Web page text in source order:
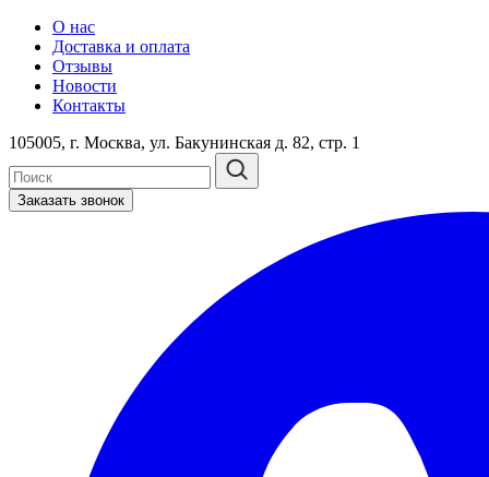
О нас
Доставка и оплата
Отзывы
Новости
Контакты
105005, г. Москва, ул. Бакунинская д. 82, стр. 1
Заказать звонок